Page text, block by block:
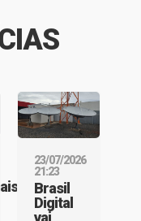
23/07/2026
21:23
Brasil
Digital
vai